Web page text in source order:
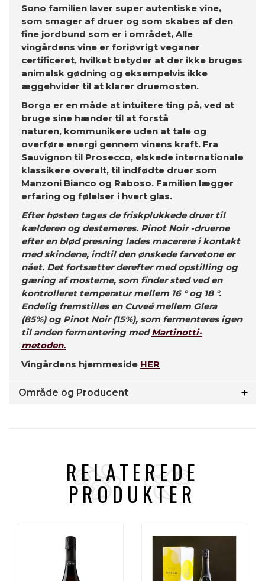
Sono familien laver super autentiske vine,
som smager af druer og som skabes af den
fine jordbund som er i området, Alle
vingårdens vine er foriøvrigt veganer
certificeret, hvilket betyder at der ikke bruges
animalsk gødning og eksempelvis ikke
æggehvider til at klarer druemosten.
Borga er en måde at intuitere ting på, ved at
bruge sine hænder til at forstå
naturen, kommunikere uden at tale og
overføre energi gennem vinens kraft. Fra
Sauvignon til Prosecco, elskede internationale
klassikere overalt, til indfødte druer som
Manzoni Bianco og Raboso. Familien lægger
erfaring og følelser i hvert glas.
Efter høsten tages de friskplukkede druer til
kælderen og destemeres. Pinot Noir -druerne
efter en blød presning lades macerere i kontakt
med skindene, indtil den ønskede farvetone er
nået. Det fortsætter derefter med opstilling og
gæring af mosterne, som finder sted ved en
kontrolleret temperatur mellem 16 ° og 18 °.
Endelig fremstilles en Cuveé mellem Glera
(85%) og Pinot Noir (15%), som fermenteres igen
til anden fermentering medMartinotti-
metoden.
Vingårdens hjemmeside HER
Område og Producent
RELATEREDE
PRODUKTER